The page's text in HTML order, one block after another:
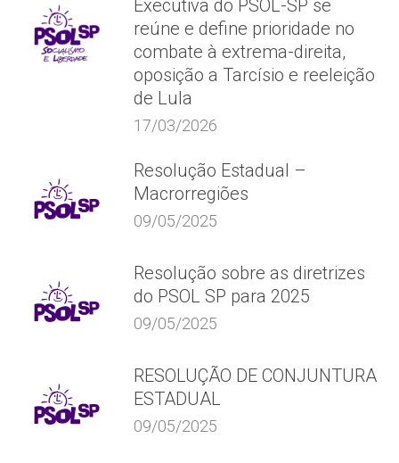
Executiva do PSOL-SP se
reúne e define prioridade no
combate à extrema-direita,
oposição a Tarcísio e reeleição
de Lula
17/03/2026
Resolução Estadual –
Macrorregiões
09/05/2025
Resolução sobre as diretrizes
do PSOL SP para 2025
09/05/2025
RESOLUÇÃO DE CONJUNTURA
ESTADUAL
09/05/2025